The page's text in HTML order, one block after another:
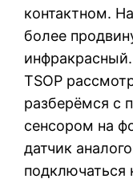
контактном.
более
инфракрасный.
TSOP
разберёмся с
сенсором на
датчик
подключаться